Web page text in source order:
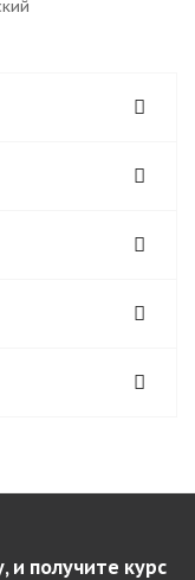
и получите курс